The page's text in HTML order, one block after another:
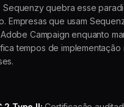
quebra esse
Empresas que usam
Campaign enquanto
tempos de implementação